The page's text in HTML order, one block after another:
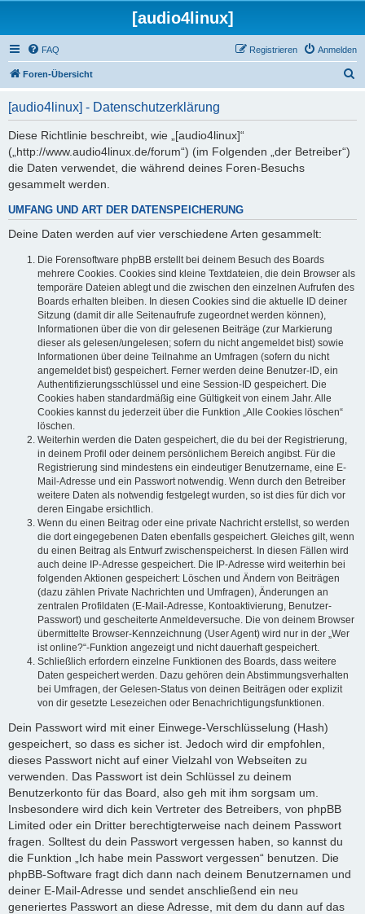
[audio4linux]
FAQ Anmelden
Registrieren
Foren-Übersicht
[audio4linux] - Datenschutzerklärung
Diese Richtlinie beschreibt, wie „[audio4linux]“
(„http://www.audio4linux.de/forum“) (im Folgenden „der Betreiber“)
die Daten verwendet, die während deines Foren-Besuchs
gesammelt werden.
UMFANG UND ART DER DATENSPEICHERUNG
Deine Daten werden auf vier verschiedene Arten gesammelt:
Die Forensoftware phpBB erstellt bei deinem Besuch des Boards
mehrere Cookies. Cookies sind kleine Textdateien, die dein Browser als
temporäre Dateien ablegt und die zwischen den einzelnen Aufrufen des
Boards erhalten bleiben. In diesen Cookies sind die aktuelle ID deiner
Sitzung (damit dir alle Seitenaufrufe zugeordnet werden können),
Informationen über die von dir gelesenen Beiträge (zur Markierung
dieser als gelesen/ungelesen; sofern du nicht angemeldet bist) sowie
Informationen über deine Teilnahme an Umfragen (sofern du nicht
angemeldet bist) gespeichert. Ferner werden deine Benutzer-ID, ein
Authentifizierungsschlüssel und eine Session-ID gespeichert. Die
Cookies haben standardmäßig eine Gültigkeit von einem Jahr. Alle
Cookies kannst du jederzeit über die Funktion „Alle Cookies löschen“
löschen.
Weiterhin werden die Daten gespeichert, die du bei der Registrierung,
in deinem Profil oder deinem persönlichem Bereich angibst. Für die
Registrierung sind mindestens ein eindeutiger Benutzername, eine E-
Mail-Adresse und ein Passwort notwendig. Wenn durch den Betreiber
weitere Daten als notwendig festgelegt wurden, so ist dies für dich vor
deren Eingabe ersichtlich.
Wenn du einen Beitrag oder eine private Nachricht erstellst, so werden
die dort eingegebenen Daten ebenfalls gespeichert. Gleiches gilt, wenn
du einen Beitrag als Entwurf zwischenspeicherst. In diesen Fällen wird
auch deine IP-Adresse gespeichert. Die IP-Adresse wird weiterhin bei
folgenden Aktionen gespeichert: Löschen und Ändern von Beiträgen
(dazu zählen Private Nachrichten und Umfragen), Änderungen an
zentralen Profildaten (E-Mail-Adresse, Kontoaktivierung, Benutzer-
Passwort) und gescheiterte Anmeldeversuche. Die von deinem Browser
übermittelte Browser-Kennzeichnung (User Agent) wird nur in der „Wer
ist online?“-Funktion angezeigt und nicht dauerhaft gespeichert.
Schließlich erfordern einzelne Funktionen des Boards, dass weitere
Daten gespeichert werden. Dazu gehören dein Abstimmungsverhalten
bei Umfragen, der Gelesen-Status von deinen Beiträgen oder explizit
von dir gesetzte Lesezeichen oder Benachrichtigungsfunktionen.
Dein Passwort wird mit einer Einwege-Verschlüsselung (Hash)
gespeichert, so dass es sicher ist. Jedoch wird dir empfohlen,
dieses Passwort nicht auf einer Vielzahl von Webseiten zu
verwenden. Das Passwort ist dein Schlüssel zu deinem
Benutzerkonto für das Board, also geh mit ihm sorgsam um.
Insbesondere wird dich kein Vertreter des Betreibers, von phpBB
Limited oder ein Dritter berechtigterweise nach deinem Passwort
fragen. Solltest du dein Passwort vergessen haben, so kannst du
die Funktion „Ich habe mein Passwort vergessen“ benutzen. Die
phpBB-Software fragt dich dann nach deinem Benutzernamen und
deiner E-Mail-Adresse und sendet anschließend ein neu
generiertes Passwort an diese Adresse, mit dem du dann auf das